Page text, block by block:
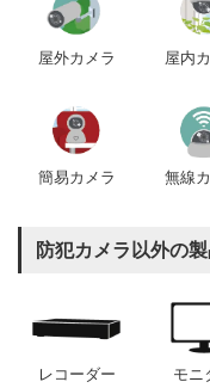
屋外カメラ 屋内
簡易カメラ 無線
防犯カメラ以外の
レコーダー モニ